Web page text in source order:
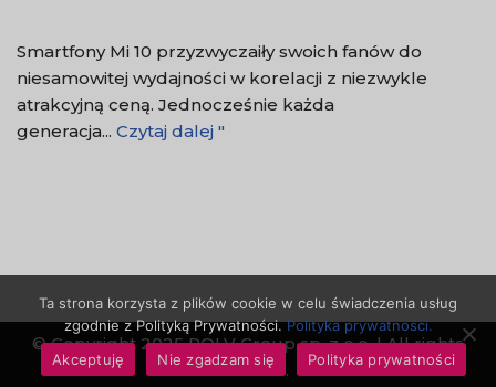
Smartfony Mi 10 przyzwyczaiły swoich fanów do
niesamowitej wydajności w korelacji z niezwykle
atrakcyjną ceną. Jednocześnie każda
generacja... Czytaj dalej "
© Copyright 2025 ROLV Group sp. z o.o. | All rights
reserved.
Ta strona korzysta z plików cookie w celu świadczenia usług
zgodnie z Polityką Prywatności.Polityka prywatności.
Akceptuję
Nie zgadzam się Polityka prywatności